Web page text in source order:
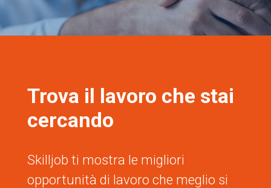
Trova il lavoro che stai
cercando
Skilljob ti mostra le migliori
opportunità di lavoro che meglio si